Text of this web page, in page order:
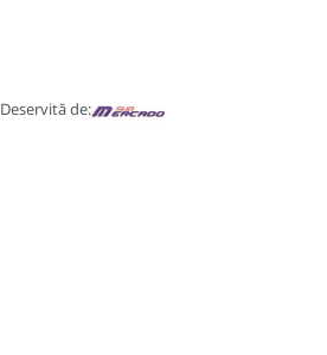
Deservită de: